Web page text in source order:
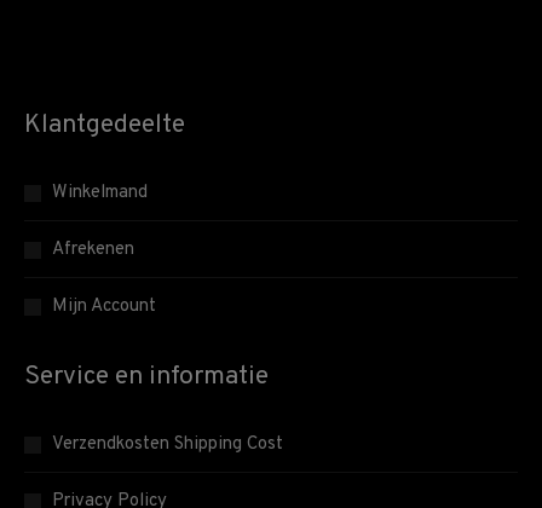
Klantgedeelte
Winkelmand
Afrekenen
Mijn Account
Service en informatie
Verzendkosten Shipping Cost
Privacy Policy